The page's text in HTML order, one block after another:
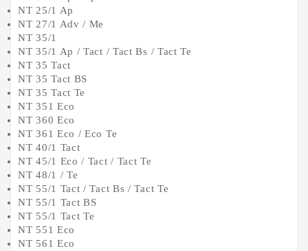
NT 25/1 Ap
NT 27/1 Adv / Me
NT 35/1
NT 35/1 Ap / Tact / Tact Bs / Tact Te
NT 35 Tact
NT 35 Tact BS
NT 35 Tact Te
NT 351 Eco
NT 360 Eco
NT 361 Eco / Eco Te
NT 40/1 Tact
NT 45/1 Eco / Tact / Tact Te
NT 48/1 / Te
NT 55/1 Tact / Tact Bs / Tact Te
NT 55/1 Tact BS
NT 55/1 Tact Te
NT 551 Eco
NT 561 Eco